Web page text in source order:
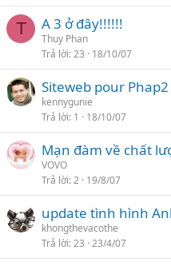
T A 3 ở đây!!!!!!
Thuy Phan
Trả lời 23 18/10/07
Siteweb pour
kennygunie
Trả lời 1 18/10/07
Mạn đàm về chất
VOVO
Trả lời 2 19/8/07
update tình hình
khongthevacothe
Trả lời 23 23/4/07